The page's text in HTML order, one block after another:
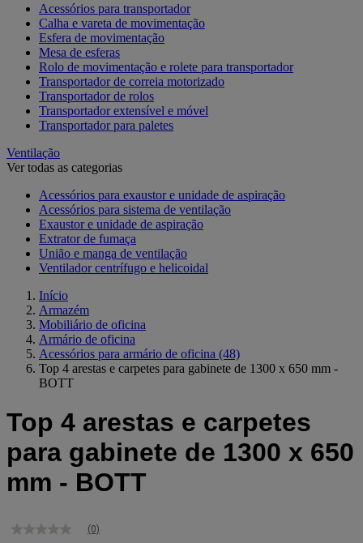
Acessórios para transportador
Calha e vareta de movimentação
Esfera de movimentação
Mesa de esferas
Rolo de movimentação e rolete para transportador
Transportador de correia motorizado
Transportador de rolos
Transportador extensível e móvel
Transportador para paletes
Ventilação
Ver todas as categorias
Acessórios para exaustor e unidade de aspiração
Acessórios para sistema de ventilação
Exaustor e unidade de aspiração
Extrator de fumaça
União e manga de ventilação
Ventilador centrífugo e helicoidal
Início
Armazém
Mobiliário de oficina
Armário de oficina
Acessórios para armário de oficina (48)
Top 4 arestas e carpetes para gabinete de 1300 x 650 mm -
BOTT
Top 4 arestas e carpetes
para gabinete de 1300 x 650
mm - BOTT
Sem
(0)